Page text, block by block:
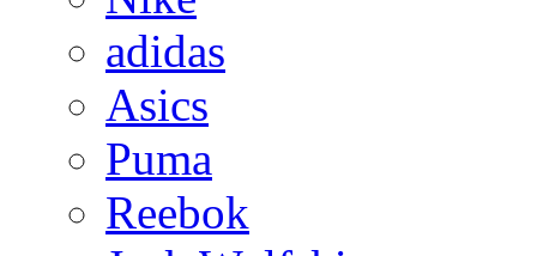
adidas
Asics
Puma
Reebok